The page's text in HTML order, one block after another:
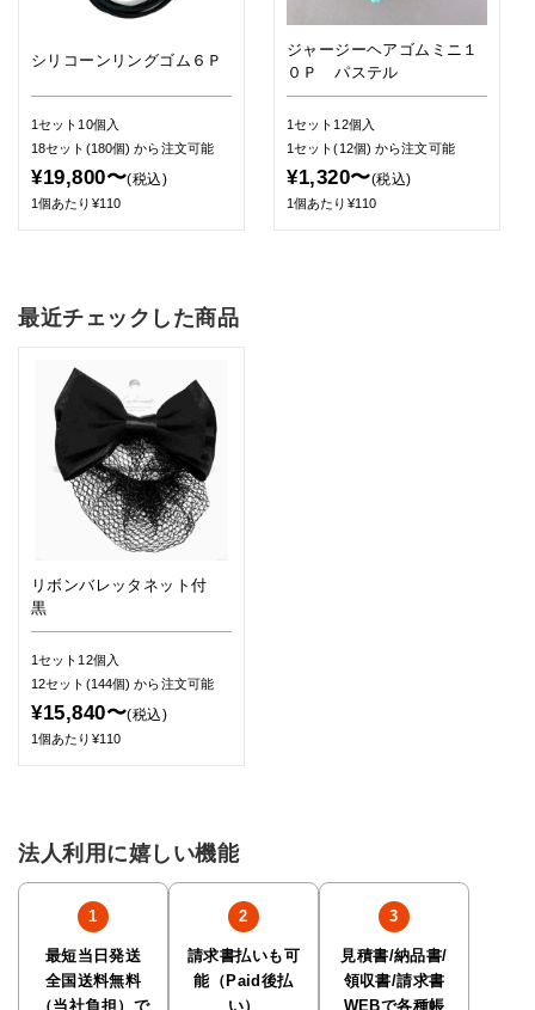
シリコーンリングゴム６Ｐ
1セット10個入
18セット(180個)から注文可能
¥19,800〜(税込)
1個あたり¥110
ジャージーヘアゴムミニ１
０Ｐ パステル
1セット12個入
1セット(12個)から注文可能
¥1,320〜(税込)
1個あたり¥110
最近チェックした商品
リボンバレッタネット付
黒
1セット12個入
12セット(144個)から注文可能
¥15,840〜(税込)
1個あたり¥110
法人利用に嬉しい機能
最短当日発送
全国送料無料
（当社負担）で
請求書払いも可
能（Paid後払
い）
見積書/納品書/
領収書/請求書
WEBで各種帳